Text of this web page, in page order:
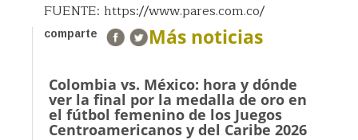
FUENTE: https://www.pares.com.co/
comparte Más noticias
Colombia vs. México: hora y dónde
ver la final por la medalla de oro en
el fútbol femenino de los Juegos
Centroamericanos y del Caribe 2026